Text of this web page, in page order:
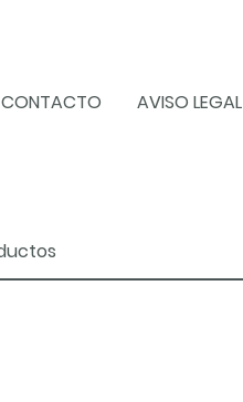
CONTACTO AVISO LEGAL